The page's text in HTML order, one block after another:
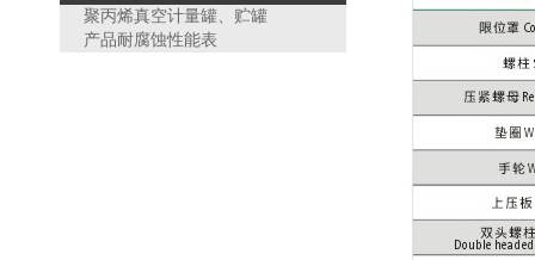
聚丙烯真空计量罐、贮罐
产品耐腐蚀性能表